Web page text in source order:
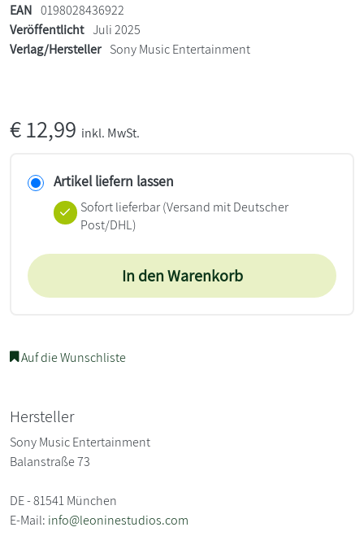
EAN 0198028436922
Veröffentlicht Juli 2025
Verlag/Hersteller Sony Music Entertainment
€12,99 inkl. MwSt.
Artikel liefern lassen
Sofort lieferbar(Versand mit Deutscher
Post/DHL)
In den Warenkorb
Auf die Wunschliste
Hersteller
Sony Music Entertainment
Balanstraße 73
DE - 81541 München
E-Mail: info@leoninestudios.com